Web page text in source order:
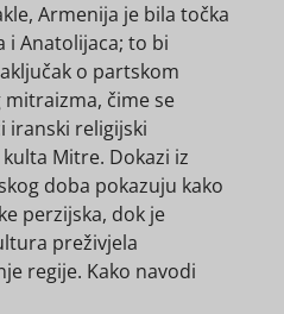
Armenija je bila točka
i Anatolijaca; to bi
o partskom
čime se
iranski religijski
Mitre. Dokazi iz
doba pokazuju kako
perzijska, dok je
preživjela
regije. Kako navodi